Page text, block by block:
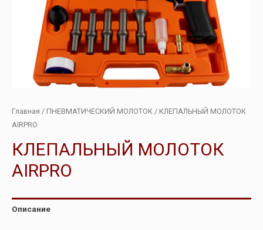
Главная / ПНЕВМАТИЧЕСКИЙ МОЛОТОК / КЛЕПАЛЬНЫЙ МОЛОТОК
AIRPRO
КЛЕПАЛЬНЫЙ МОЛОТОК
AIRPRO
Описание